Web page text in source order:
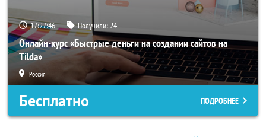
17:27:46 Получили:24
Онлайн-курс «Быстрые деньги на создании сайтов на
Tilda»
Россия
Бесплатно ПОДРОБНЕЕ